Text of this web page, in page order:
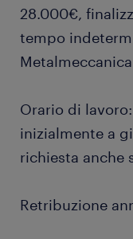
28.000€,
tempo
Orario di
inizialmente a
richiesta anche
Retribuzione